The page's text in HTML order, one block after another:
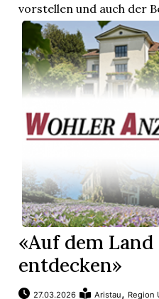
vorstellen und auch der
«Auf dem
entdecken»
27.03.2026 Aristau, Region